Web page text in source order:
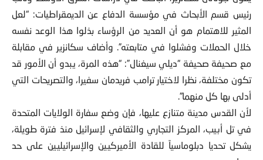
رئيس قسم الأبحاث في مؤسسة الدفاع عن الديمقراطيات: “لعل
المثير للاهتمام هو أن العديد من الرؤساء بذلوا هذا الوعد نفسه
خلال الحملات وفشلوا في متابعته”. وأضاف سكانزير في مقابلة
مع صحيفة صحيفة “ديلي سيغنال”: “هذه المرة، يبدو أن الأمور قد
تكون مختلفة، نظرا لاختيار ترامب فريدمان سفيرا، والتصريحات التي
أدلى بها كل منهما”.
لأن القدس مدينة متنازع عليها، فإن وضع سفارة الولايات المتحدة
في تل أبيب، المركز التجاري والثقافي لإسرائيل منذ فترة طويلة،
يشكل تحديا دبلوماسياً للقادة الأميركيين والإسرائيليين على حد